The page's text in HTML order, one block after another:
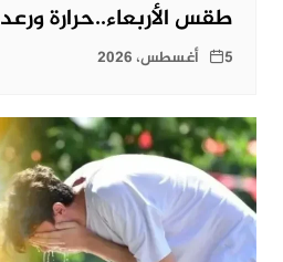
طقس الأربعاء..حرارة ورعد
5 أغسطس، 2026